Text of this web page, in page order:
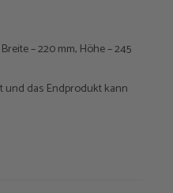
– 220 mm, Höhe – 245
und das Endprodukt kann